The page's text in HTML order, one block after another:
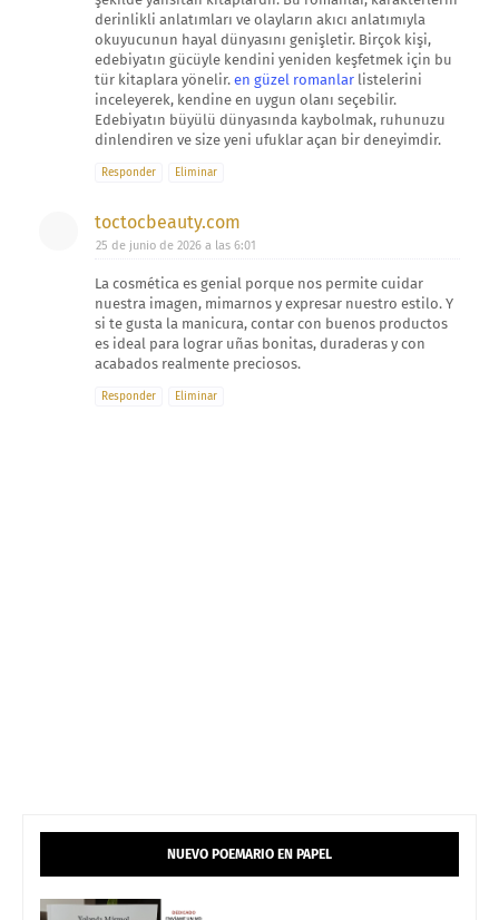
derinlikli anlatımları ve olayların akıcı anlatımıyla
okuyucunun hayal dünyasını genişletir. Birçok kişi,
edebiyatın gücüyle kendini yeniden keşfetmek için bu
tür kitaplara yönelir. en güzel romanlar listelerini
inceleyerek, kendine en uygun olanı seçebilir.
Edebiyatın büyülü dünyasında kaybolmak, ruhunuzu
dinlendiren ve size yeni ufuklar açan bir deneyimdir.
Responder Eliminar
toctocbeauty.com
25 de junio de 2026 a las 6:01
La cosmética es genial porque nos permite cuidar
nuestra imagen, mimarnos y expresar nuestro estilo. Y
si te gusta la manicura, contar con buenos productos
es ideal para lograr uñas bonitas, duraderas y con
acabados realmente preciosos.
Responder Eliminar
NUEVO POEMARIO EN PAPEL